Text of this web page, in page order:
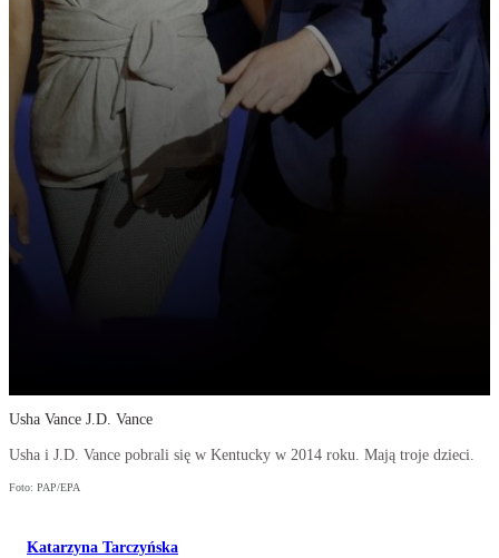
Usha Vance J.D. Vance
Usha i J.D. Vance pobrali się w Kentucky w 2014 roku. Mają troje dzieci.
Foto: PAP/EPA
Katarzyna Tarczyńska